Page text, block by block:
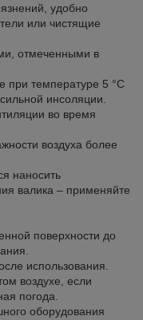
удобно
или чистящие
отмеченными в
при температуре 5 °C
инсоляции.
во время
воздуха более
наносить
валика – применяйте
поверхности до
использования.
воздухе, если
погода.
оборудования